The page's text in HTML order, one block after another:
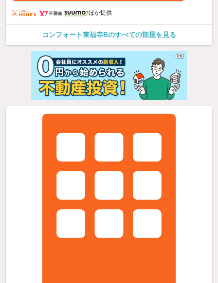
ほか提供
コンフォート東福寺Bのすべての部屋を見る